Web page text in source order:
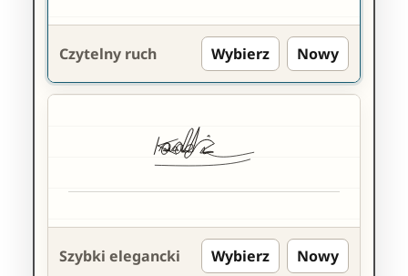
Czytelny ruch Wybierz Nowy
Szybki elegancki Wybierz Nowy